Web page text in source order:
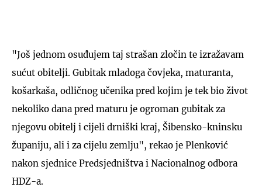
"Još jednom osuđujem taj strašan zločin te izražavam
sućut obitelji. Gubitak mladoga čovjeka, maturanta,
košarkaša, odličnog učenika pred kojim je tek bio život
nekoliko dana pred maturu je ogroman gubitak za
njegovu obitelj i cijeli drniški kraj, Šibensko-kninsku
županiju, ali i za cijelu zemlju", rekao je Plenković
nakon sjednice Predsjedništva i Nacionalnog odbora
HDZ-a.